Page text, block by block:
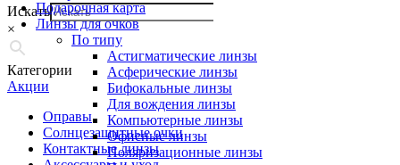
Искать
×
Категории
Акции
Оправы
Солнцезащитные очки
Контактные линзы
Подарочная карта
Линзы для очков
По типу
Астигматические линзы
Асферические линзы
Бифокальные линзы
Для вождения линзы
Компьютерные линзы
Офисные линзы
Поляризационные линзы